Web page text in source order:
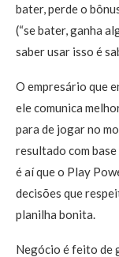
bater, perde o
(“se bater, ganha
saber usar isso é
O empresário que
ele comunica
para de jogar no
resultado com
é aí que o Play
decisões que
planilha bonita.
Negócio é feito de